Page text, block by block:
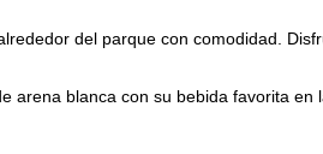
del parque con comodidad.
arena blanca con su bebida favorita